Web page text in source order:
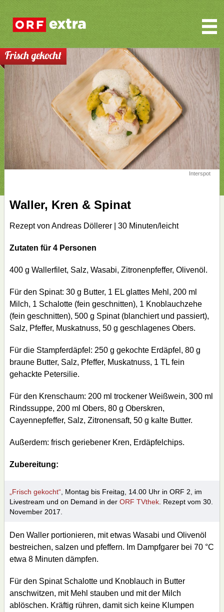
Interspot
Frisch gekocht
Waller, Kren & Spinat
Rezept von Andreas Döllerer | 30 Minuten/leicht
Zutaten für 4 Personen
400 g Wallerfilet, Salz, Wasabi, Zitronenpfeffer, Olivenöl.
Für den Spinat: 30 g Butter, 1 EL glattes Mehl, 200 ml
Milch, 1 Schalotte (fein geschnitten), 1 Knoblauchzehe
(fein geschnitten), 500 g Spinat (blanchiert und passiert),
Salz, Pfeffer, Muskatnuss, 50 g geschlagenes Obers.
Für die Stampferdäpfel: 250 g gekochte Erdäpfel, 80 g
braune Butter, Salz, Pfeffer, Muskatnuss, 1 TL fein
gehackte Petersilie.
Für den Krenschaum: 200 ml trockener Weißwein, 300 ml
Rindssuppe, 200 ml Obers, 80 g Oberskren,
Cayennepfeffer, Salz, Zitronensaft, 50 g kalte Butter.
Außerdem: frisch geriebener Kren, Erdäpfelchips.
Zubereitung:
„Frisch gekocht“ , Montag bis Freitag, 14.00 Uhr in ORF 2, im
Livestream und on Demand in der ORF TVthek . Rezept vom 30.
November 2017.
Den Waller portionieren, mit etwas Wasabi und Olivenöl
bestreichen, salzen und pfeffern. Im Dampfgarer bei 70 °C
etwa 8 Minuten dämpfen.
Für den Spinat Schalotte und Knoblauch in Butter
anschwitzen, mit Mehl stauben und mit der Milch
ablöschen. Kräftig rühren, damit sich keine Klumpen